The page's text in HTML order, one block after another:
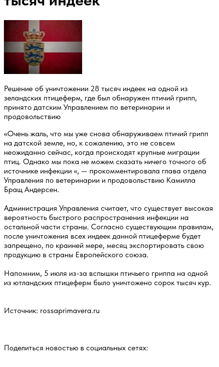
Решение об уничтожении 28 тысяч индеек на одной из
зеландских птицеферм, где был обнаружен птичий грипп,
принято датским Управлением по ветеринарии и
продовольствию
«Очень жаль, что мы уже снова обнаруживаем птичий грипп
на датской земле, но, к сожалению, это не совсем
неожиданно сейчас, когда происходят крупные миграции
птиц. Однако мы пока не можем сказать ничего точного об
источнике инфекции «, — прокомментировала глава отдела
Управления по ветеринарии и продовольствию Камилла
Бращ Андерсен.
Администрация Управления считает, что существует высокая
вероятность быстрого распространения инфекции на
остальной части страны. Согласно существующим правилам,
после уничтожения всех индеек данной птицеферме будет
запрещено, по краиней мере, месяц экспортировать свою
продукцию в страны Европейского союза.
Напомним, 5 июля из-за вспышки птичьего гриппа на одной
из ютландских птицеферм было уничтожено сорок тысяч кур.
Источник: rossaprimavera.ru
Поделиться новостью в социальных сетях: